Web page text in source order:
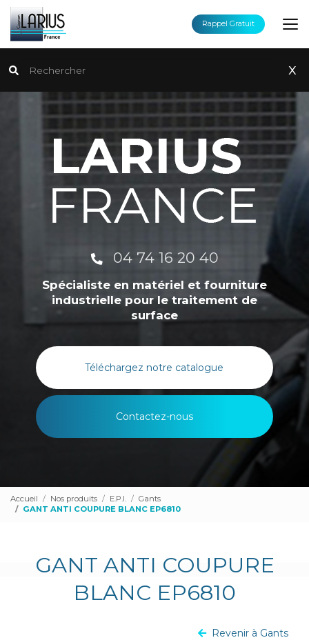
Aller
au
contenu
principal
Rechercher
x
Rappel Gratuit
04 74 16 20 40
Spécialiste en matériel et fourniture
industrielle pour le traitement de
surface
Téléchargez notre catalogue
Contactez-nous
Accueil Nos produits E.P.I.
Gants
GANT ANTI COUPURE BLANC EP6810
GANT ANTI COUPURE
BLANC EP6810
Revenir à Gants